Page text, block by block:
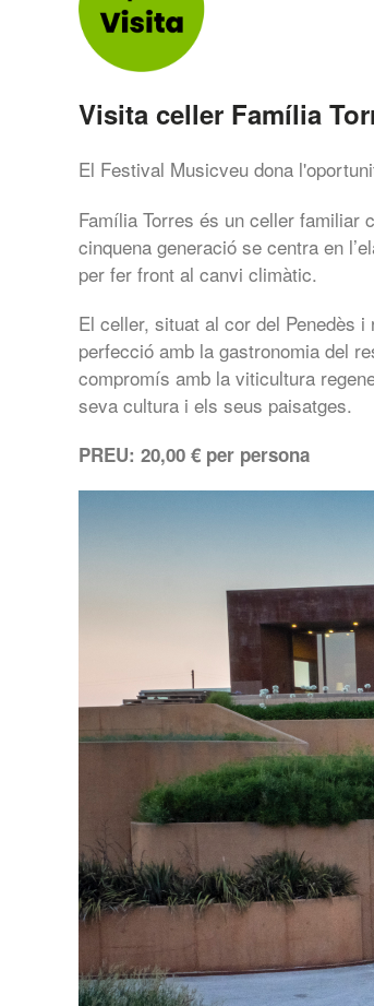
Visita celler Família
El Festival Musicveu dona
Família Torres és un celler familiar
cinquena generació se centra en
per fer front al canvi climàtic.
El celler, situat al cor del Penedès
perfecció amb la gastronomia del
compromís amb la viticultura
seva cultura i els seus paisatges.
PREU: 20,00 € per persona